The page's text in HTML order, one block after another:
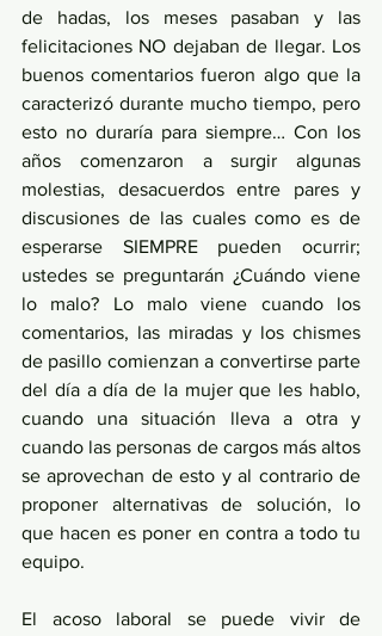
de hadas, los meses pasaban y las
felicitaciones NO dejaban de llegar. Los
buenos comentarios fueron algo que la
caracterizó durante mucho tiempo, pero
esto no duraría para siempre… Con los
años comenzaron a surgir algunas
molestias, desacuerdos entre pares y
discusiones de las cuales como es de
esperarse SIEMPRE pueden ocurrir;
ustedes se preguntarán ¿Cuándo viene
lo malo? Lo malo viene cuando los
comentarios, las miradas y los chismes
de pasillo comienzan a convertirse parte
del día a día de la mujer que les hablo,
cuando una situación lleva a otra y
cuando las personas de cargos más altos
se aprovechan de esto y al contrario de
proponer alternativas de solución, lo
que hacen es poner en contra a todo tu
equipo.
El acoso laboral se puede vivir de